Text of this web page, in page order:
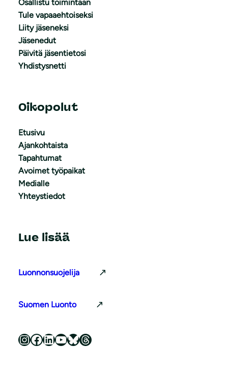
Osallistu toimintaan
Tule vapaaehtoiseksi
Liity jäseneksi
Jäsenedut
Päivitä jäsentietosi
Yhdistysnetti
Oikopolut
Etusivu
Ajankohtaista
Tapahtumat
Avoimet työpaikat
Medialle
Yhteystiedot
Lue lisää
Luonnonsuojelija
Suomen Luonto
Luonnonsuojeluliitto Instagramissa Luonnonsuojeluliitto Facebookissa Luonnonsuojeluliitto LinkedInissä Luonnonsuojeluliiton YouTube-kanava Luonnonsuojeluliitto Blueskyssa Luonnonsuojeluliitto Threadsissa